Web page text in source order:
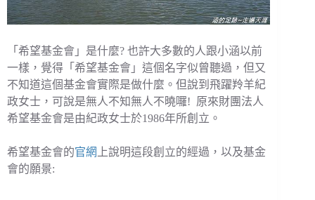
「希望基金會」是什麼? 也許大多數的人跟小涵以前
一樣，覺得「希望基金會」這個名字似曾聽過，但又
不知道這個基金會實際是做什麼。但說到飛躍羚羊紀
政女士，可說是無人不知無人不曉囉! 原來財團法人
希望基金會是由紀政女士於1986年所創立。
希望基金會的官網 上說明這段創立的經過，以及基金
會的願景: